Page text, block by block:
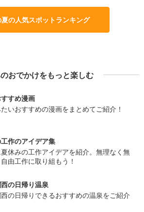
の人気スポットランキング
おでかけをもっと楽しむ
すめ漫画
いおすすめの漫画をまとめてご紹介！
作のアイデア集
休みの工作アイデアを紹介。無理なく無
由工作に取り組もう！
の日帰り温泉
の日帰りできるおすすめの温泉をご紹介